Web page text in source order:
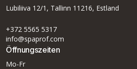
Lubiliiva 12/1, Tallinn 11216, Estland
+372 5565 5317
info@spaprof.com
Öffnungszeiten
Mo-Fr